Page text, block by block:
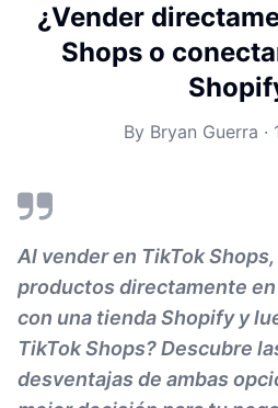
¿Vender
Shops o
By Bryan Guerra ·
Al vender en TikTok
productos directamente
con una tienda Shopify y
TikTok Shops? Descubre
desventajas de ambas